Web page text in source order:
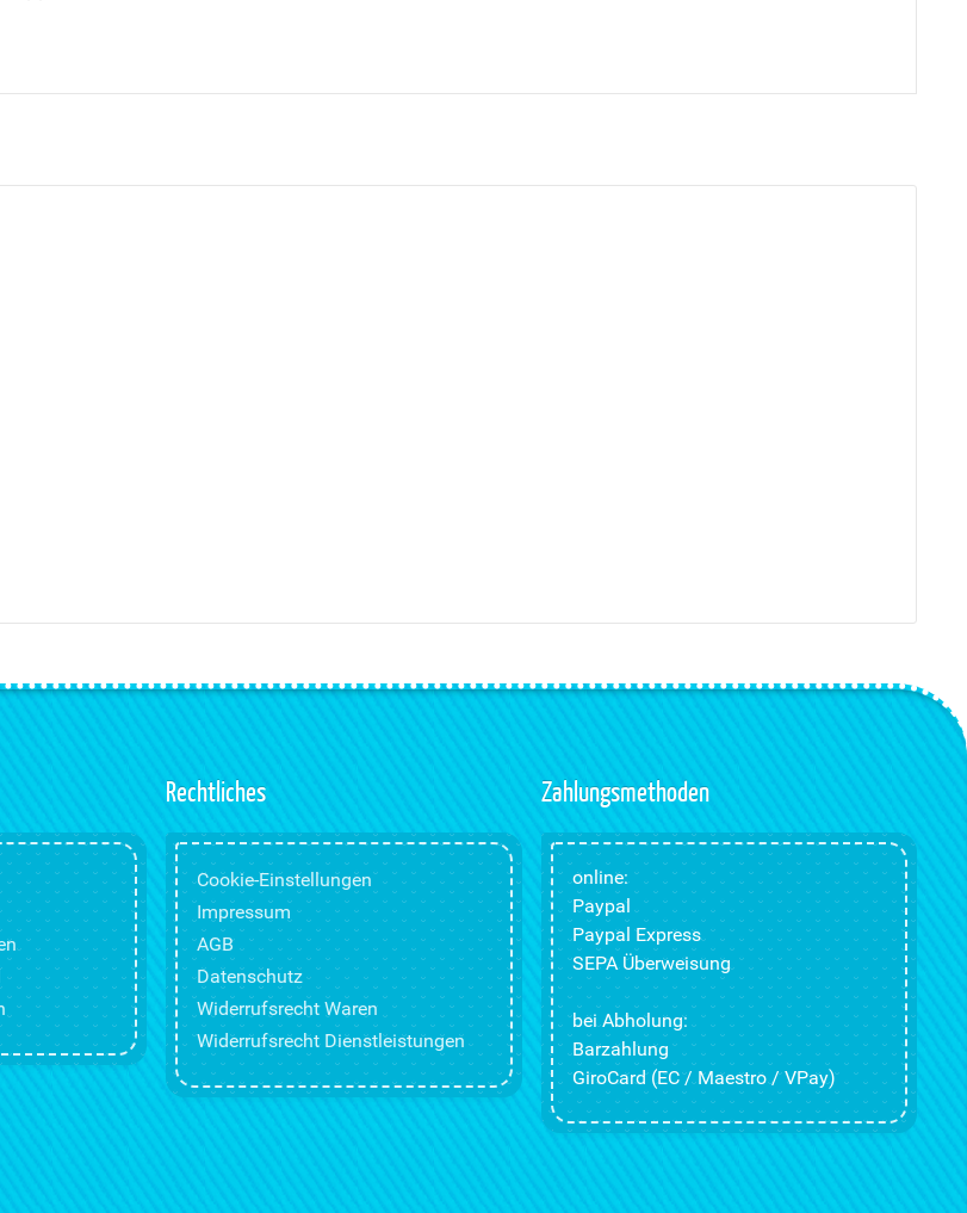
Rechtliches
Cookie-Einstellungen
Impressum
AGB
Datenschutz
Widerrufsrecht Waren
Widerrufsrecht Dienstleistungen
Zahlungsmethoden
online:
Paypal
Paypal Express
SEPA Überweisung
bei Abholung:
Barzahlung
GiroCard (EC / Maestro / VPay)